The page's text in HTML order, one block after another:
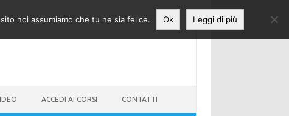
ACCEDI AI CORSI CONTATTI
noi assumiamo che tu ne sia felice. Ok Leggi di più